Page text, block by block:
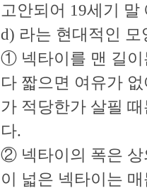
고안되어 19세기 말
d) 라는 현대적인
① 넥타이를 맨 길이
다 짧으면 여유가
가 적당한가 살필
다.
② 넥타이의 폭은 상
이 넓은 넥타이는